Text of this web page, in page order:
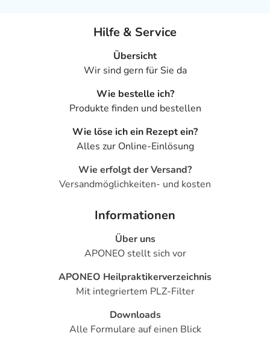
Hilfe & Service
Übersicht
Wir sind gern für Sie da
Wie bestelle ich?
Produkte finden und bestellen
Wie löse ich ein Rezept ein?
Alles zur Online-Einlösung
Wie erfolgt der Versand?
Versandmöglichkeiten- und kosten
Informationen
Über uns
APONEO stellt sich vor
APONEO Heilpraktikerverzeichnis
Mit integriertem PLZ-Filter
Downloads
Alle Formulare auf einen Blick